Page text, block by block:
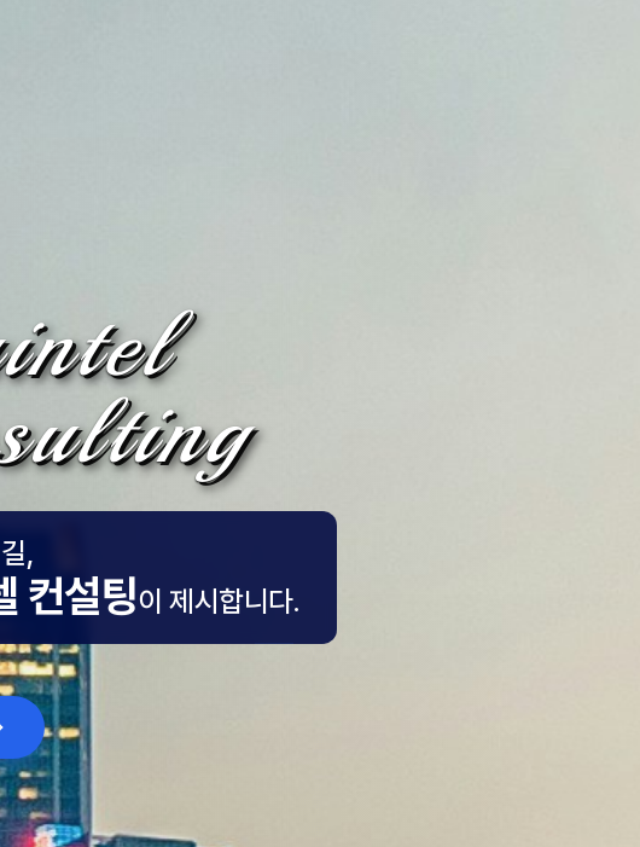
,
컨설팅이 제시합니다.